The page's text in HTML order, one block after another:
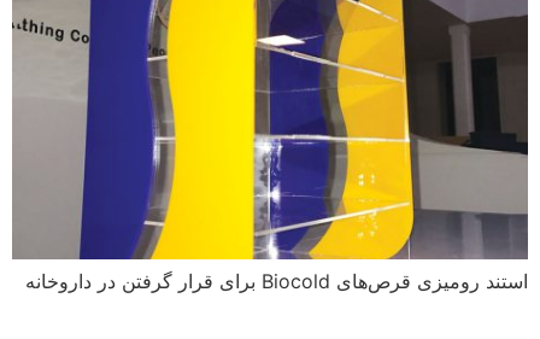
استند رومیزی قرص‌های Biocold برای قرار گرفتن در داروخانه